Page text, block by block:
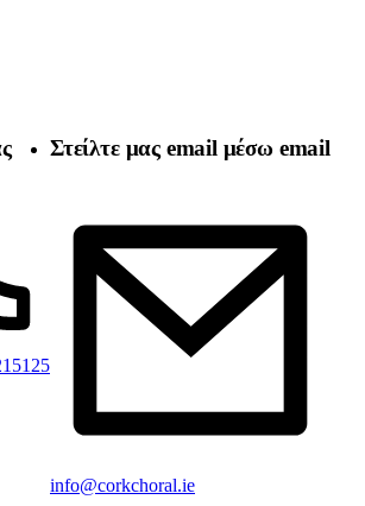
Στείλτε μας email μέσω email
info@corkchoral.ie